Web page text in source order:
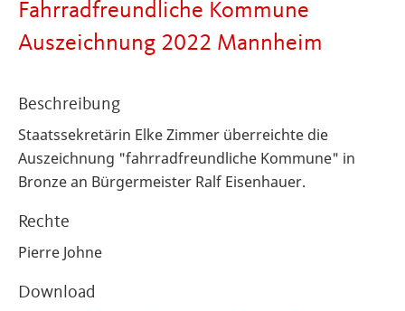
Fahrradfreundliche Kommune
Auszeichnung 2022 Mannheim
Beschreibung
Staatssekretärin Elke Zimmer überreichte die
Auszeichnung "fahrradfreundliche Kommune" in
Bronze an Bürgermeister Ralf Eisenhauer.
Rechte
Pierre Johne
Download